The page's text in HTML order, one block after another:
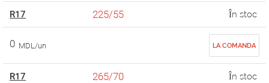
R17 225/55 În stoc
0 MDL/un LA COMANDA
R17 265/70 În stoc